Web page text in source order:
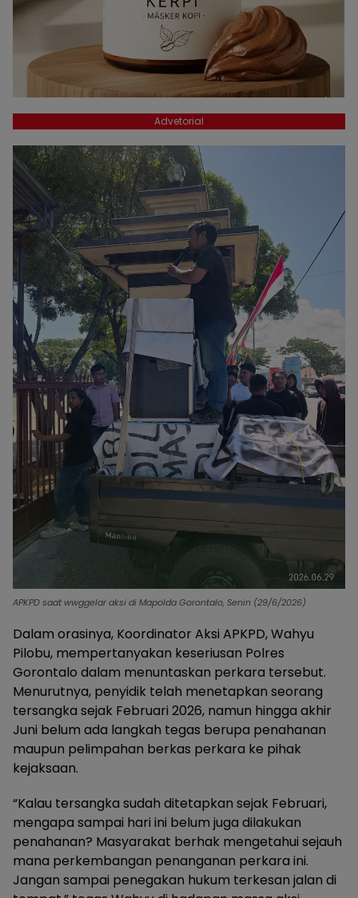
Advetorial
APKPD saat wwggelar aksi di Mapolda Gorontalo, Senin (29/6/2026)
Dalam orasinya, Koordinator Aksi APKPD, Wahyu
Pilobu, mempertanyakan keseriusan Polres
Gorontalo dalam menuntaskan perkara tersebut.
Menurutnya, penyidik telah menetapkan seorang
tersangka sejak Februari 2026, namun hingga akhir
Juni belum ada langkah tegas berupa penahanan
maupun pelimpahan berkas perkara ke pihak
kejaksaan.
“Kalau tersangka sudah ditetapkan sejak Februari,
mengapa sampai hari ini belum juga dilakukan
penahanan? Masyarakat berhak mengetahui sejauh
mana perkembangan penanganan perkara ini.
Jangan sampai penegakan hukum terkesan jalan di